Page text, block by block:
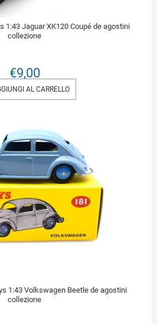
1:43 Jaguar XK120 Coupé de agostini
collezione
€9,00
AL CARRELLO
1:43 Volkswagen Beetle de agostini
collezione